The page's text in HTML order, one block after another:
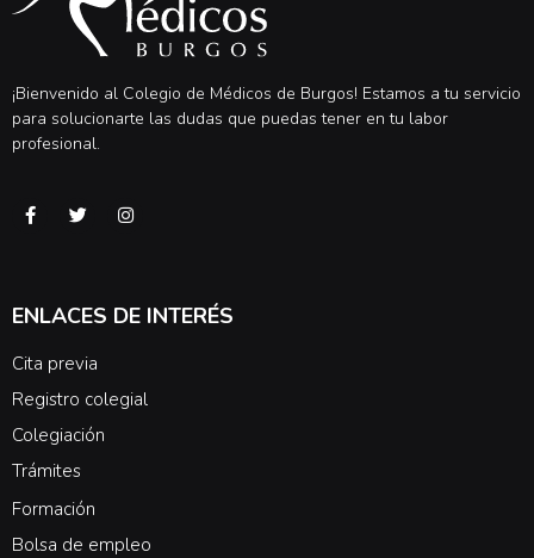
¡Bienvenido al Colegio de Médicos de Burgos! Estamos a tu servicio
para solucionarte las dudas que puedas tener en tu labor
profesional.
ENLACES DE INTERÉS
Cita previa
Registro colegial
Colegiación
Trámites
Formación
Bolsa de empleo